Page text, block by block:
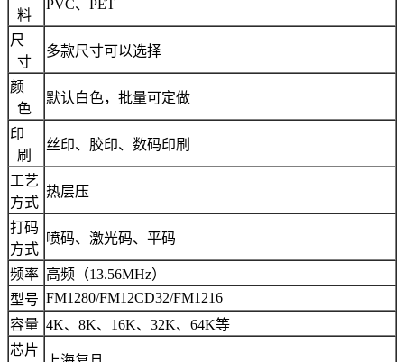
料
PVC、PET
尺
寸
多款尺寸可以选择
颜
色
默认白色，批量可定做
印
刷
丝印、胶印、数码印刷
工艺
方式
热层压
打码
方式
喷码、激光码、平码
频率 高频（13.56MHz）
型号 FM1280/FM12CD32/FM1216
容量 4K、8K、16K、32K、64K等
芯片